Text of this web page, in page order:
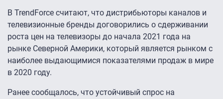
В TrendForce считают, что дистрибьюторы каналов и
телевизионные бренды договорились о сдерживании
роста цен на телевизоры до начала 2021 года на
рынке Северной Америки, который является рынком с
наиболее выдающимися показателями продаж в мире
в 2020 году.
Ранее сообщалось, что устойчивый спрос на